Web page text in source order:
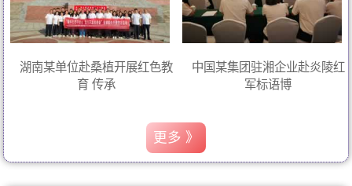
湖南某单位赴桑植开展红色教
育 传承
中国某集团驻湘企业赴炎陵红
军标语博
更多 》